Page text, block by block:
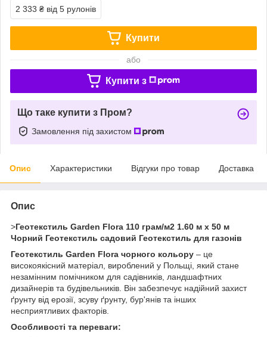
2 333 ₴ від 5 рулонів
Купити
або
Купити з
Що таке купити з Пром?
Замовлення під захистом
Опис Характеристики Відгуки про товар Доставка
Опис
>Геотекстиль Garden Flora 110 грам/м2 1.60 м х 50 м
Чорний Геотекстиль садовий Геотекстиль для газонів
Геотекстиль Garden Flora чорного кольору – це
високоякісний матеріал, вироблений у Польщі, який стане
незамінним помічником для садівників, ландшафтних
дизайнерів та будівельників. Він забезпечує надійний захист
ґрунту від ерозії, зсуву ґрунту, бур'янів та інших
несприятливих факторів.
Особливості та переваги: